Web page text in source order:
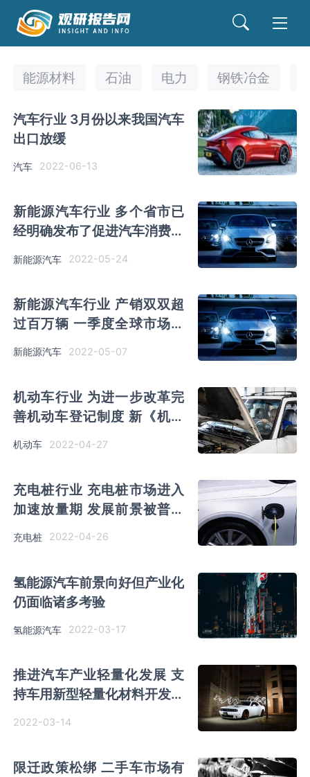
能源材料 石油 电力 钢铁冶金
汽车行业 3月份以来我国汽车
出口放缓
汽车 2022-06-13
新能源汽车行业 多个省市已
经明确发布了促进汽车消费政
新能源汽车 2022-05-24
新能源汽车行业 产销双双超
过百万辆 一季度全球市场份
额也提升到65%新高
新能源汽车 2022-05-07
机动车行业 为进一步改革完
善机动车登记制度 新《机动
车登记规定》将于5月1日实
施
机动车 2022-04-27
充电桩行业 充电桩市场进入
加速放量期 发展前景被普遍
充电桩 2022-04-26
氢能源汽车前景向好但产业化
仍面临诸多考验
氢能源汽车 2022-03-17
推进汽车产业轻量化发展 支
持车用新型轻量化材料开发应
2022-03-14
限迁政策松绑 二手车市场有